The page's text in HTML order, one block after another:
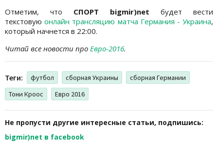
Отметим, что СПОРТ bigmir)net будет вести
текстовуюонлайн трансляцию матча Германия - Украина,
который начнется в 22:00.
Читай все новости про Евро-2016.
Теги: футбол сборная Украины
сборная Германии
Тони Кроос
Евро 2016
Не пропусти другие интересные статьи, подпишись:
bigmir)net в facebook